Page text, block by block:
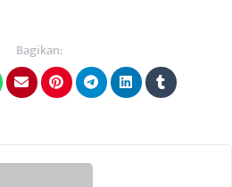
Bagikan: